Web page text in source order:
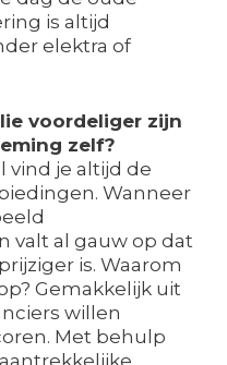
is altijd
elektra of
voordeliger zijn
zelf?
vind je altijd de
Wanneer
valt al gauw op dat
is. Waarom
Gemakkelijk uit
willen
Met behulp